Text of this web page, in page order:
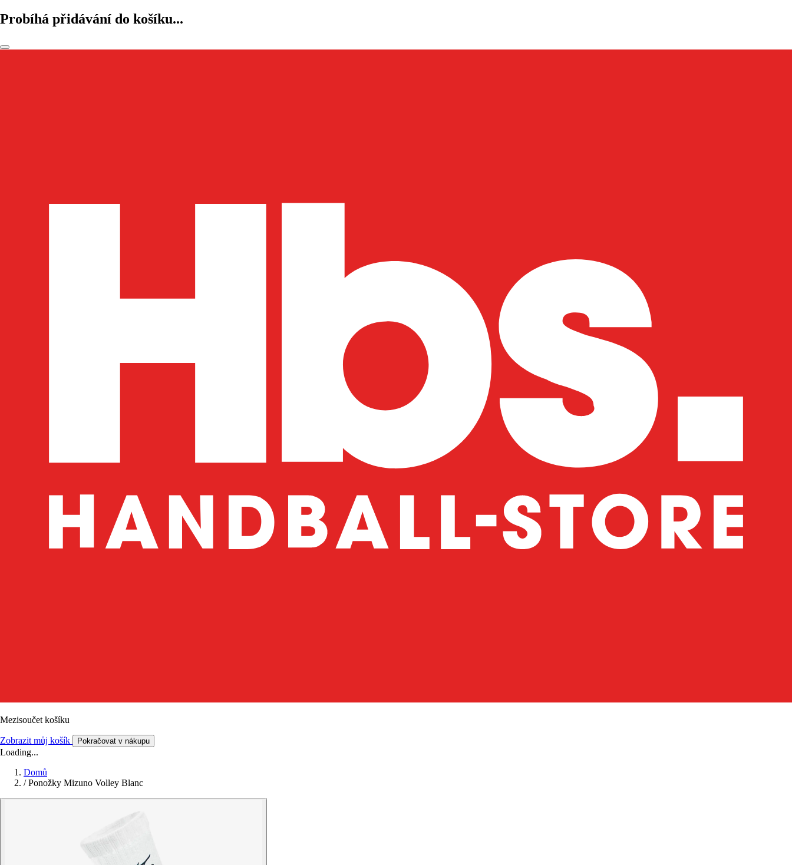
Probíhá přidávání do košíku...
Mezisoučet košíku
Zobrazit můj košík Pokračovat v nákupu
Loading...
Domů
/ Ponožky Mizuno Volley Blanc